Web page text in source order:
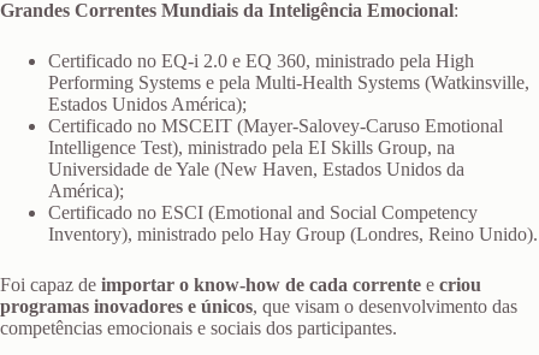
Grandes Correntes Mundiais da Inteligência Emocional:
Certificado no EQ-i 2.0 e EQ 360, ministrado pela High
Performing Systems e pela Multi-Health Systems (Watkinsville,
Estados Unidos América);
Certificado no MSCEIT (Mayer-Salovey-Caruso Emotional
Intelligence Test), ministrado pela EI Skills Group, na
Universidade de Yale (New Haven, Estados Unidos da
América);
Certificado no ESCI (Emotional and Social Competency
Inventory), ministrado pelo Hay Group (Londres, Reino Unido).
Foi capaz de importar o know-how de cada corrente e criou
programas inovadores e únicos, que visam o desenvolvimento das
competências emocionais e sociais dos participantes.